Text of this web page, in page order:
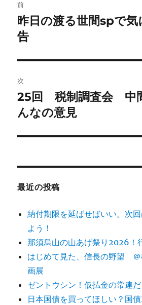
稿
ナ
ビ
ゲ
ー
シ
ン
前
前
の
稿:
昨日の渡る世間spで気
告
次
次
の
稿:
25回 税制調査会 中
んなの意見
最近の投稿
納付期限を延ばせばいい。次
よう！
那須烏山の山あげ祭り2026！
はじめて見た、信長の野望 ＠
画展
ゼントウシン！仮払金の常連だ
日本国債を買ってほしい？国